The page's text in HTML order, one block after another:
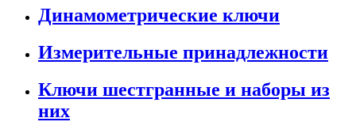
Динамометрические ключи
Измерительные принадлежности
Ключи шестгранные и наборы из
них